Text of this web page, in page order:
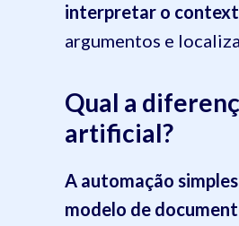
interpretar o
argumentos e
Qual a
artificial?
A automação
modelo de